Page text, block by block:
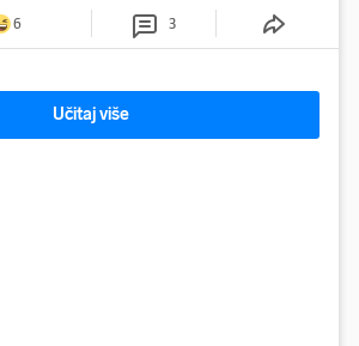
6 3
Učitaj više